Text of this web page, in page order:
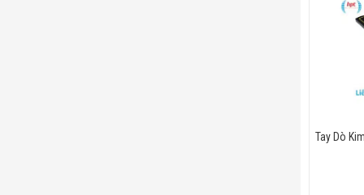
Tay Dò